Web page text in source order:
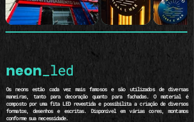
neon_led
Os neons estão cada vez mais famosos e são utilizados de diversas
maneiras, tanto para decoração quanto para fachadas. O material é
composto por uma fita LED revestida e possibilita a criação de diversos
formatos, desenhos e escritas. Disponível em várias cores, montamos
conforme sua necessidade.